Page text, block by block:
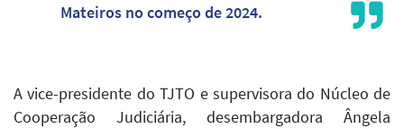
Mateiros no começo de 2024.
A vice-presidente do TJTO e supervisora do Núcleo de
Cooperação Judiciária, desembargadora Ângela